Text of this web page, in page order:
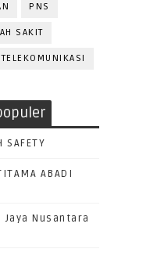
PNS
SAKIT
TELEKOMUNIKASI
ABADI
Jaya Nusantara